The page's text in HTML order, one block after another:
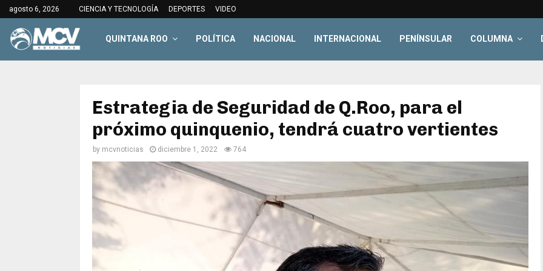
agosto 6, 2026 CIENCIA Y TECNOLOGÍA DEPORTES VIDEO
QUINTANA ROO POLÍTICA NACIONAL INTERNACIONAL PENÍNSULAR COLUMNA
Estrategia de Seguridad de Q.Roo, para el
próximo quinquenio, tendrá cuatro vertientes
by mcvnoticias diciembre 1, 2022 764